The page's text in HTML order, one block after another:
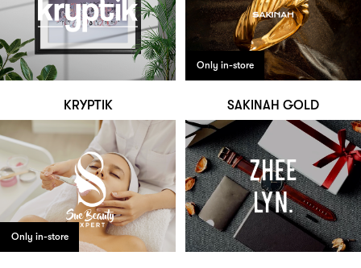
KRYPTIK
Only in-store
SAKINAH GOLD
Only in-store